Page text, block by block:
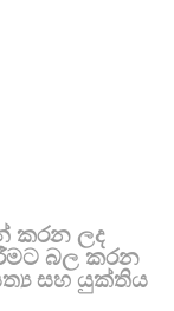
කරන ලද
බල කරන
සහ යුක්තිය